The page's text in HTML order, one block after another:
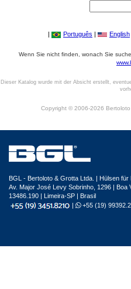
| Português | English
Wenn Sie nicht finden, wonach Sie
Dieser Katalog wurde mit der Absicht erstellt,
Copyright © 2006-2026
BGL - Bertoloto & Grotta Ltda. | Hülsen für
Av. Major José Levy Sobrinho, 1296 | Boa
13486.190 | Limeira-SP | Brasil
|
+55 (19)